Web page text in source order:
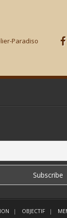
Paradiso
OBJECTIF